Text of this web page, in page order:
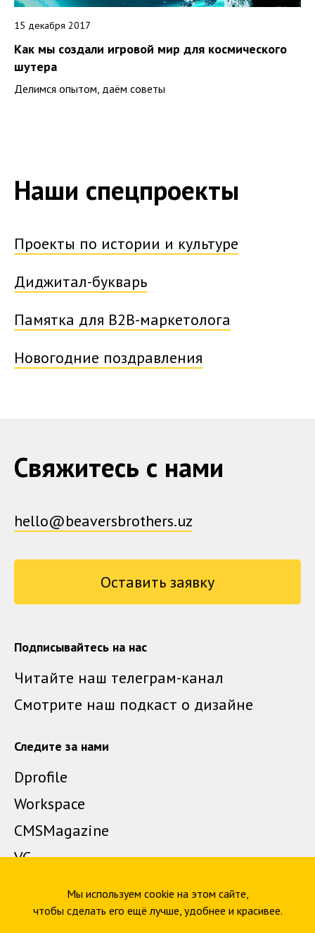
15 декабря 2017
Как мы создали игровой мир для космического
шутера
Делимся опытом, даём советы
Наши спецпроекты
Проекты по истории и культуре
Диджитал-букварь
Памятка для B2B-маркетолога
Новогодние поздравления
Свяжитесь с нами
hello@beaversbrothers.uz
Оставить заявку
Подписывайтесь на нас
Читайте наш телеграм-канал
Смотрите наш подкаст о дизайне
Следите за нами
Dprofile
Workspace
CMSMagazine
VC
Мы используем cookie на этом сайте,
чтобы сделать его ещё лучше, удобнее и красивее.